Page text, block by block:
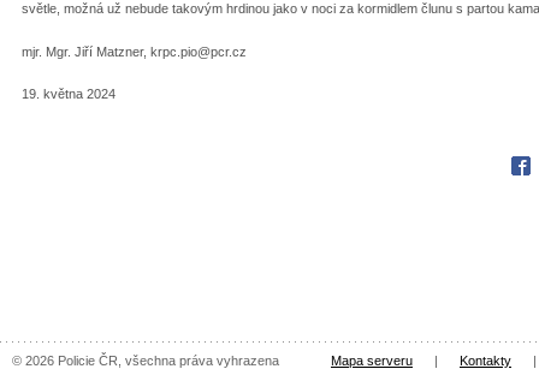
světle, možná už nebude takovým hrdinou jako v noci za kormidlem člunu s partou
mjr. Mgr. Jiří Matzner, krpc.pio@pcr.cz
19. května 2024
© 2026 Policie ČR, všechna práva vyhrazena Mapa serveru | Kontakty |